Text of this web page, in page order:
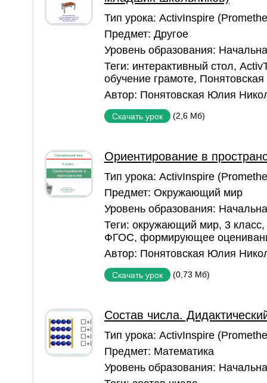
Тип урока: ActivInspire
Предмет: Другое
Уровень образования:
Теги: интерактивный стол,
обучение грамоте, Понятовская
Автор: Понятовская Юлия
Скачать урок (2,6 Мб)
Ориентирование в
Тип урока: ActivInspire
Предмет: Окружающий мир
Уровень образования:
Теги: окружающий мир, 3 класс,
ФГОС, формирующее
Автор: Понятовская Юлия
Скачать урок (0,73 Мб)
Состав числа.
Тип урока: ActivInspire
Предмет: Математика
Уровень образования: